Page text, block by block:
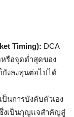
Timing): DCA
รือจุดต่ำสุดของ
ยังลงทุนต่อไปได้
นการบังคับตัวเอง
ซึ่งเป็นกุญแจสำคัญสู่